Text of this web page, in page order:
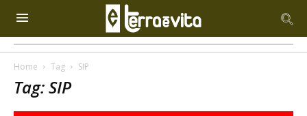
Home Tag SIP
Tag: SIP